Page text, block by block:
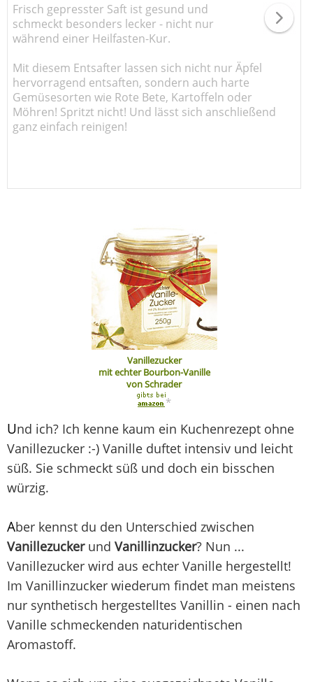
Frisch gepresster Saft ist gesund und
schmeckt besonders lecker - nicht nur
während einer Heilfasten-Kur.
Mit diesem Entsafter lassen sich nicht nur Äpfel
hervorragend entsaften, sondern auch harte
Gemüsesorten wie Rote Bete, Kartoffeln oder
Möhren! Spritzt nicht! Und lässt sich anschließend
ganz einfach reinigen!
Vanillezucker
mit echter Bourbon-Vanille
von Schrader
*
Und ich? Ich kenne kaum ein Kuchenrezept ohne
Vanillezucker :-) Vanille duftet intensiv und leicht
süß. Sie schmeckt süß und doch ein bisschen
würzig.
Aber kennst du den Unterschied zwischen
Vanillezuckerund Vanillinzucker? Nun ...
Vanillezucker wird aus echter Vanille hergestellt!
Im Vanillinzucker wiederum findet man meistens
nur synthetisch hergestelltes Vanillin - einen nach
Vanille schmeckenden naturidentischen
Aromastoff.